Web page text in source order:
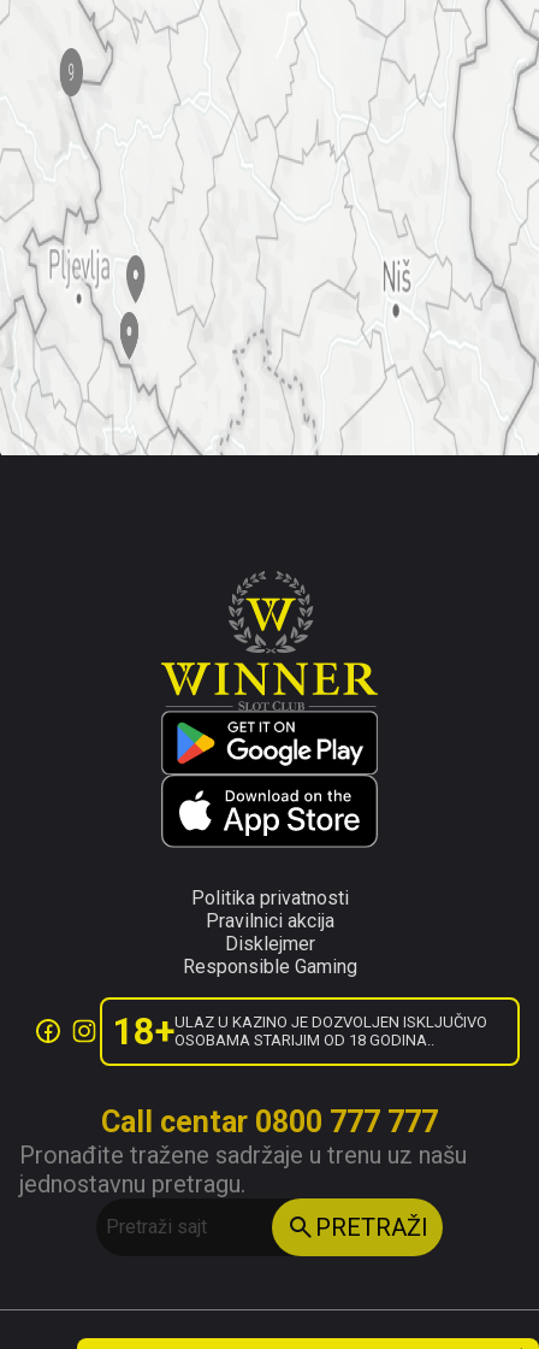
Politika privatnosti
Pravilnici akcija
Disklejmer
Responsible Gaming
18+ULAZ U KAZINO JE DOZVOLJEN ISKLJUČIVO
OSOBAMA STARIJIM OD 18 GODINA..
Call centar 0800 777 777
Pronađite tražene sadržaje u trenu uz našu
jednostavnu pretragu.
PRETRAŽI